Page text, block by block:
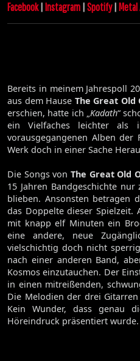
Facebook| Instagram |Spotify| Metal
Bereits in meinem Jahrespoll
aus dem Hause The Great Old
erschien, hatte ich „Kadath“
ein Vielfaches leichter als
vorausgegangenen Alben
Werk doch in einer Sache
Die Songs von The Great Old
15 Jahren Bandgeschichte
blieben. Ansonsten betragen
das Doppelte dieser Spielzeit.
mit knapp elf Minuten ein
eine andere, neue
vielschichtig doch nicht
nach einer anderen Band,
Kosmos einzutauchen. Der
in einen mitreißenden,
Die Melodien der drei
Kein Wunder, dass genau
Höreindruck präsentiert